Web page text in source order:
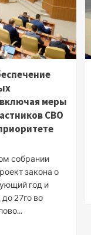
меры
СВО
собрании
закона о
год и
27го во